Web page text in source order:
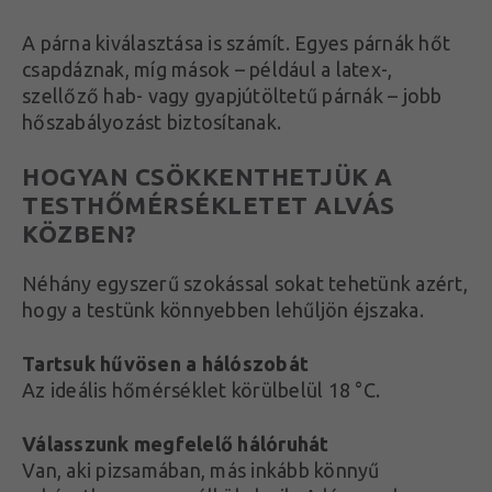
A párna kiválasztása is számít. Egyes párnák hőt
csapdáznak, míg mások – például a latex-,
szellőző hab- vagy gyapjútöltetű párnák – jobb
hőszabályozást biztosítanak.
HOGYAN CSÖKKENTHETJÜK A
TESTHŐMÉRSÉKLETET ALVÁS
KÖZBEN?
Néhány egyszerű szokással sokat tehetünk azért,
hogy a testünk könnyebben lehűljön éjszaka.
Tartsuk hűvösen a hálószobát
Az ideális hőmérséklet körülbelül 18 °C.
Válasszunk megfelelő hálóruhát
Van, aki pizsamában, más inkább könnyű